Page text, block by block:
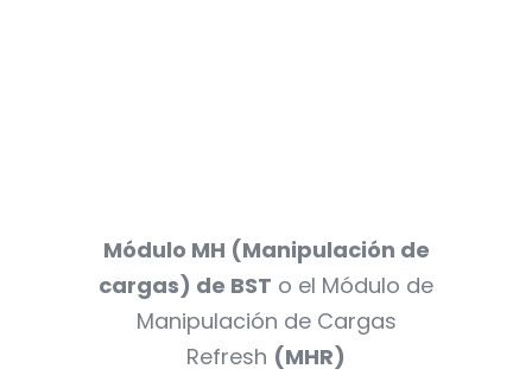
Módulo MH (Manipulación de
cargas) de BST o el Módulo de
Manipulación de Cargas
Refresh (MHR)